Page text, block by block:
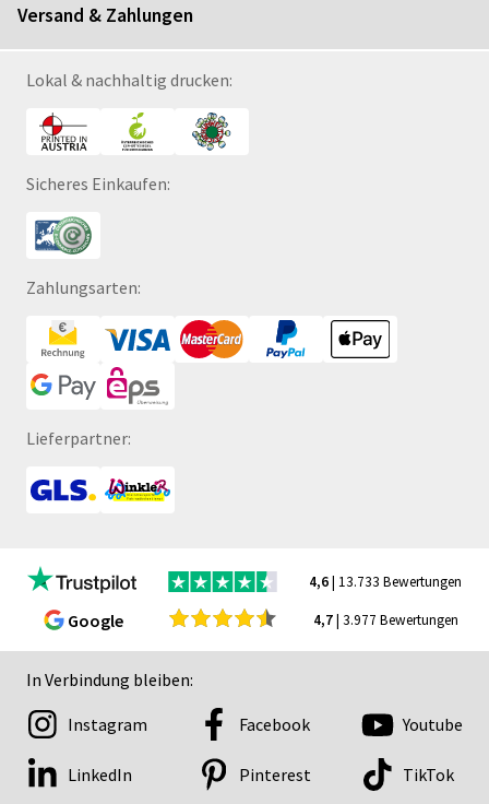
Versand & Zahlungen
Lokal & nachhaltig drucken:
Sicheres Einkaufen:
Zahlungsarten:
Lieferpartner:
4,6| 13.733 Bewertungen
Google 4,7| 3.977 Bewertungen
In Verbindung bleiben:
Instagram Facebook Youtube
LinkedIn Pinterest TikTok